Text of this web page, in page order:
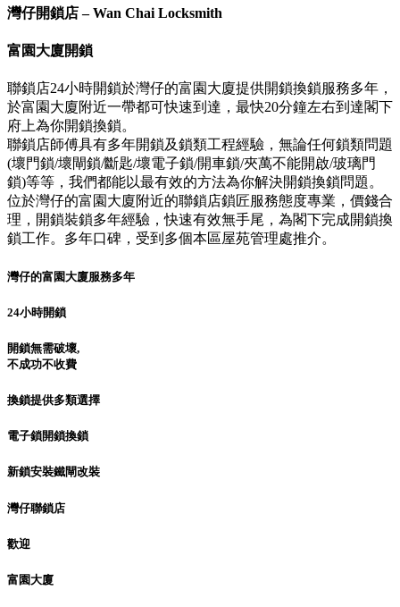
灣仔開鎖店 – Wan Chai Locksmith
富園大廈開鎖
聯鎖店24小時開鎖於灣仔的富園大廈提供開鎖換鎖服務多年，
於富園大廈附近一帶都可快速到達，最快20分鐘左右到達閣下
府上為你開鎖換鎖。
聯鎖店師傅具有多年開鎖及鎖類工程經驗，無論任何鎖類問題
(壞門鎖/壞閘鎖/斷匙/壞電子鎖/開車鎖/夾萬不能開啟/玻璃門
鎖)等等，我們都能以最有效的方法為你解決開鎖換鎖問題。
位於灣仔的富園大廈附近的聯鎖店鎖匠服務態度專業，價錢合
理，開鎖裝鎖多年經驗，快速有效無手尾，為閣下完成開鎖換
鎖工作。多年口碑，受到多個本區屋苑管理處推介。
灣仔的富園大廈服務多年
24小時開鎖
開鎖無需破壞,
不成功不收費
換鎖提供多類選擇
電子鎖開鎖換鎖
新鎖安裝鐵閘改裝
灣仔聯鎖店
歡迎
富園大廈